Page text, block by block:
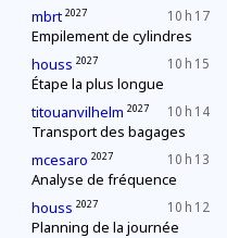
10 h 17
mbrt 2027
Empilement de cylindres
10 h 15
houss 2027
Étape la plus longue
10 h 14
titouanvilhelm 2027
Transport des bagages
10 h 13
mcesaro 2027
Analyse de fréquence
10 h 12
houss 2027
Planning de la journée